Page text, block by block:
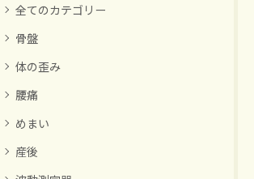
全てのカテゴリー
骨盤
体の歪み
腰痛
めまい
産後